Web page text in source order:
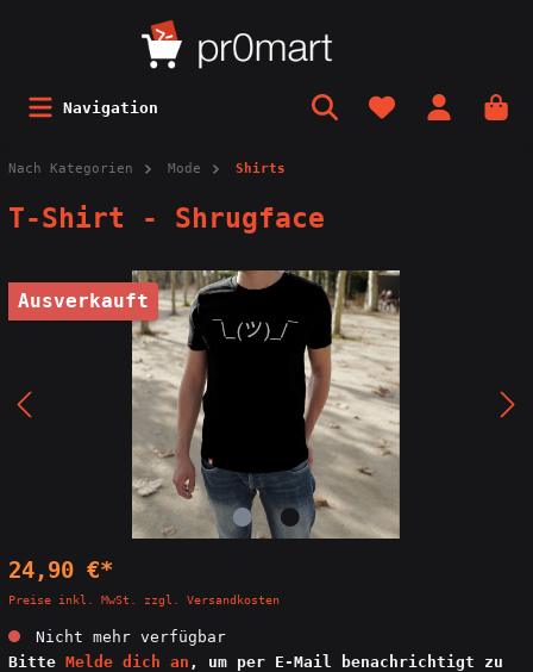
Navigation
Nach Kategorien Mode Shirts
T-Shirt - Shrugface
Ausverkauft
24,90 €*
Preise inkl. MwSt. zzgl. Versandkosten
Nicht mehr verfügbar
Bitte Melde dich an , um per E-Mail benachrichtigt zu